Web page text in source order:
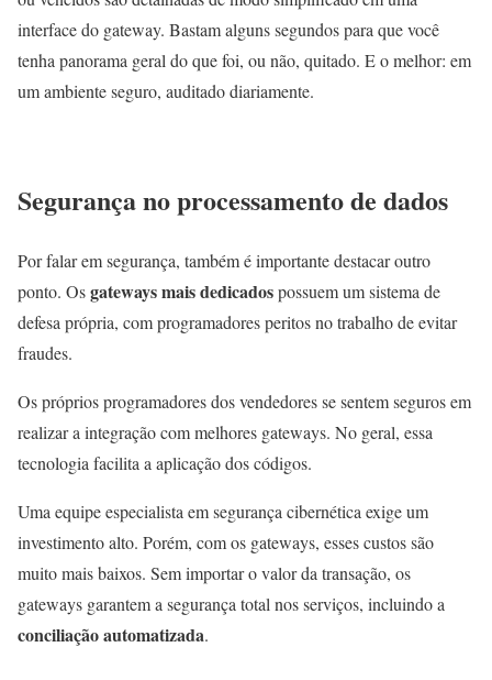
interface do gateway. Bastam alguns segundos para que você
tenha panorama geral do que foi, ou não, quitado. E o melhor: em
um ambiente seguro, auditado diariamente.
Segurança no processamento de dados
Por falar em segurança, também é importante destacar outro
ponto. Osgateways mais dedicadospossuem um sistema de
defesa própria, com programadores peritos no trabalho de evitar
fraudes.
Os próprios programadores dos vendedores se sentem seguros em
realizar a integração com melhores gateways. No geral, essa
tecnologia facilita a aplicação dos códigos.
Uma equipe especialista em segurança cibernética exige um
investimento alto. Porém, com os gateways, esses custos são
muito mais baixos. Sem importar o valor da transação, os
gateways garantem a segurança total nos serviços, incluindo a
conciliação automatizada.